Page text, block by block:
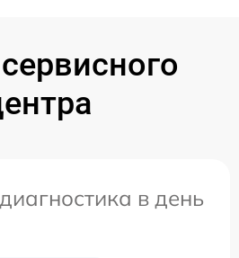
в день